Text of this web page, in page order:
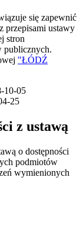
się zapewnić
przepisami ustawy
stron
publicznych.
"ŁÓDŹ
10-05
25
z ustawą
o dostępności
podmiotów
wymienionych